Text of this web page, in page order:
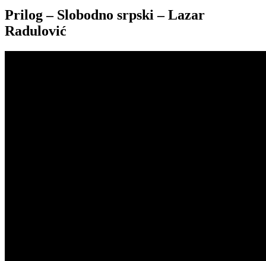
Prilog – Slobodno srpski – Lazar
Radulović